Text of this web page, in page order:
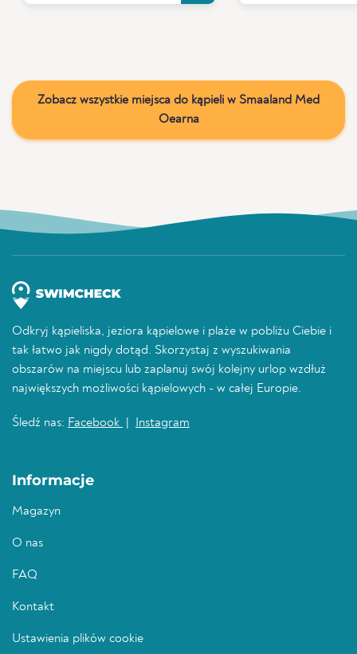
Zobacz wszystkie miejsca do kąpieli w Smaaland Med
Oearna
Odkryj kąpieliska, jeziora kąpielowe i plaże w pobliżu Ciebie i
tak łatwo jak nigdy dotąd. Skorzystaj z wyszukiwania
obszarów na miejscu lub zaplanuj swój kolejny urlop wzdłuż
największych możliwości kąpielowych - w całej Europie.
Śledź nas: Facebook Instagram
Informacje
Magazyn
O nas
FAQ
Kontakt
Ustawienia plików cookie